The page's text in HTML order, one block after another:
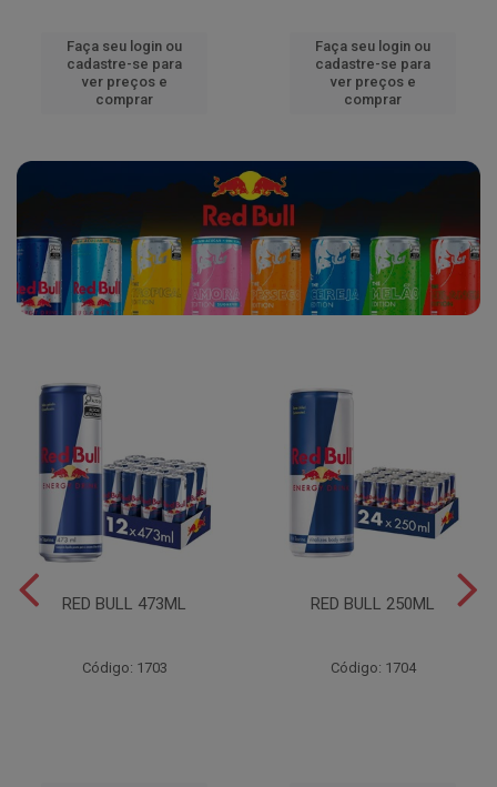
Faça seu login ou
cadastre-se para
ver preços e
comprar
Faça seu login ou
cadastre-se para
ver preços e
comprar
RED BULL 473ML
Código: 1703
RED BULL 250ML
Código: 1704